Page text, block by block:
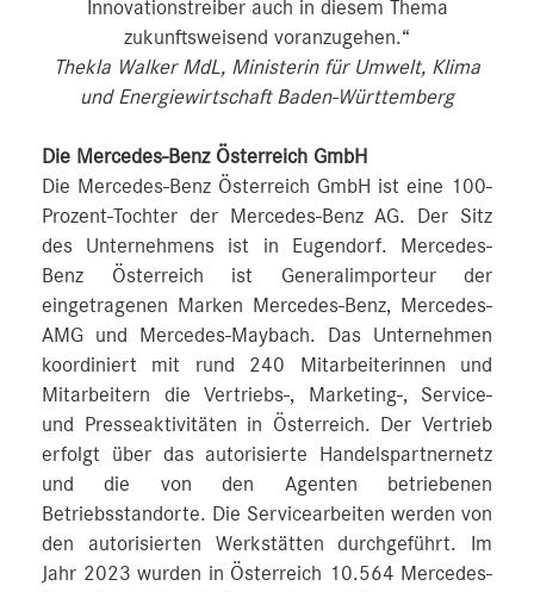
Innovationstreiber auch in diesem Thema
zukunftsweisend voranzugehen.“
Thekla Walker MdL, Ministerin für Umwelt, Klima
und Energiewirtschaft Baden-Württemberg
Die Mercedes-Benz Österreich GmbH
Die Mercedes-Benz Österreich GmbH ist eine 100-
Prozent-Tochter der Mercedes-Benz AG. Der Sitz
des Unternehmens ist in Eugendorf. Mercedes-
Benz Österreich ist Generalimporteur der
eingetragenen Marken Mercedes-Benz, Mercedes-
AMG und Mercedes-Maybach. Das Unternehmen
koordiniert mit rund 240 Mitarbeiterinnen und
Mitarbeitern die Vertriebs-, Marketing-, Service-
und Presseaktivitäten in Österreich. Der Vertrieb
erfolgt über das autorisierte Handelspartnernetz
und die von den Agenten betriebenen
Betriebsstandorte. Die Servicearbeiten werden von
den autorisierten Werkstätten durchgeführt. Im
Jahr 2023 wurden in Österreich 10.564 Mercedes-